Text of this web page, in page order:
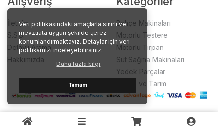
Veri politikasındaki amaçlarla sınırlı ve
mevzuata uygun şekilde çerez
konumlandırmaktayız. Detaylar için veri
politikamızı inceleyebilirsiniz.
Daha fazla bilgi
Tamam
İletişim
S.S.S.
Detaylı Arama
Hakkımızda
Bahçe Makinaları
Motorlu Testere
Motorlu Tırpan
Süt Sağma Makinaları
Yedek Parçalar
Bahçe ve Tarım